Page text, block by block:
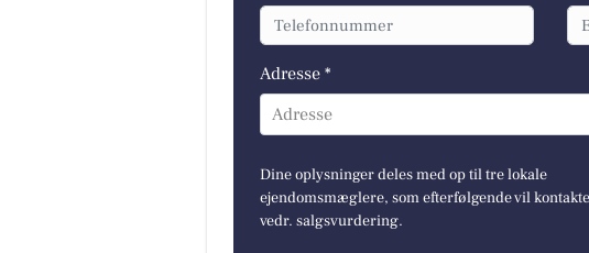
Adresse *
Adresse
Dine oplysninger deles med op til tre lokale
ejendomsmæglere, som efterfølgende vil
vedr. salgsvurdering.